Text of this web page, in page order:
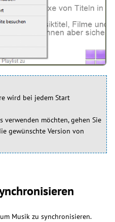
wird bei jedem Start
verwenden möchten, gehen Sie
gewünschte Version von
Musik zu synchronisieren.